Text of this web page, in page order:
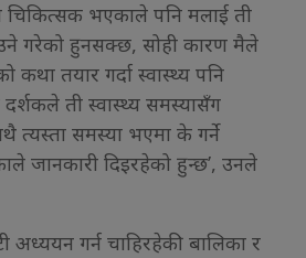
चिकित्सक भएकाले पनि मलाई ती
गरेको हुनसक्छ, सोही कारण मैले
कथा तयार गर्दा स्वास्थ्य पनि
ती स्वास्थ्य समस्यासँग
त्यस्ता समस्या भएमा के गर्ने
जानकारी दिइरहेको हुन्छ’, उनले
अध्ययन गर्न चाहिरहेकी बालिका र